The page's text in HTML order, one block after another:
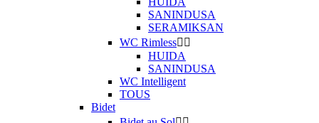
SANINDUSA
SERAMIKSAN
WC Rimless 
HUIDA
SANINDUSA
WC Intelligent
TOUS
Bidet